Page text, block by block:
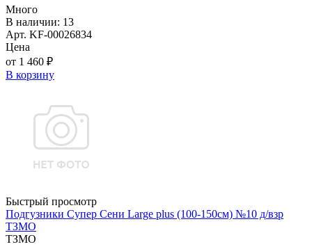
Много
В наличии: 13
Арт. KF-00026834
Цена
от 1 460 ₽
В корзину
Быстрый просмотр
Подгузники Супер Сени Large plus (100-150см) №10 д/взр
ТЗМО
ТЗМО